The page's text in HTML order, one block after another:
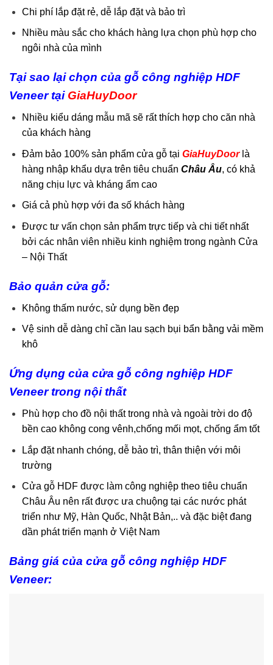
Chi phí lắp đặt rẻ, dễ lắp đặt và bảo trì
Nhiều màu sắc cho khách hàng lựa chọn phù hợp cho
ngôi nhà của mình
Tại sao lại chọn của gỗ công nghiệp HDF
Veneer tại GiaHuyDoor
Nhiều kiểu dáng mẫu mã sẽ rất thích hợp cho căn nhà
của khách hàng
Đảm bảo 100% sản phẩm cửa gỗ tại GiaHuyDoorlà
hàng nhập khẩu dựa trên tiêu chuẩn Châu Âu, có khả
năng chịu lực và kháng ẩm cao
Giá cả phù hợp với đa số khách hàng
Được tư vấn chọn sản phẩm trực tiếp và chi tiết nhất
bởi các nhân viên nhiều kinh nghiệm trong ngành Cửa
– Nội Thất
Bảo quản cửa gỗ:
Không thấm nước, sử dụng bền đẹp
Vệ sinh dễ dàng chỉ cần lau sạch bụi bẩn bằng vải mềm
khô
Ứng dụng của cửa gỗ công nghiệp HDF
Veneer trong nội thất
Phù hợp cho đồ nội thất trong nhà và ngoài trời do độ
bền cao không cong vênh,chống mối mọt, chống ẩm tốt
Lắp đặt nhanh chóng, dễ bảo trì, thân thiện với môi
trường
Cửa gỗ HDF được làm công nghiệp theo tiêu chuẩn
Châu Âu nên rất được ưa chuộng tại các nước phát
triển như Mỹ, Hàn Quốc, Nhật Bản,.. và đặc biệt đang
dần phát triển mạnh ở Việt Nam
Bảng giá của cửa gỗ công nghiệp HDF
Veneer: